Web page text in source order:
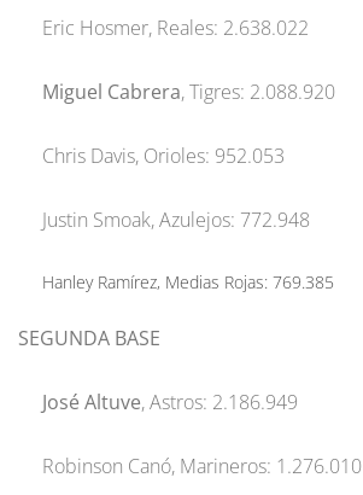
Eric Hosmer, Reales: 2.638.022
Miguel Cabrera, Tigres: 2.088.920
Chris Davis, Orioles: 952.053
Justin Smoak, Azulejos: 772.948
Hanley Ramírez, Medias Rojas: 769.385
SEGUNDA BASE
José Altuve, Astros: 2.186.949
Robinson Canó, Marineros: 1.276.010